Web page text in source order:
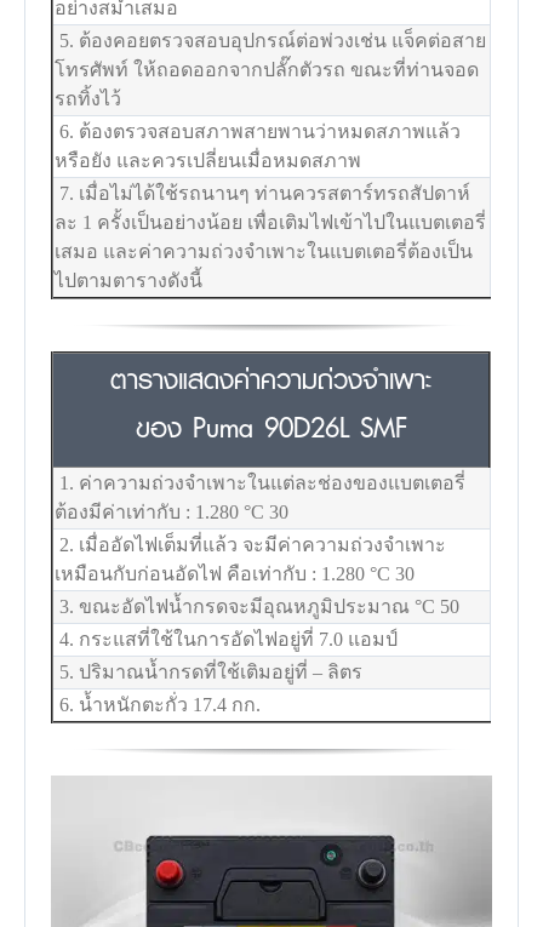
อย่างสม่ำเสมอ
5. ต้องคอยตรวจสอบอุปกรณ์ต่อพ่วงเช่น แจ็คต่อสาย
โทรศัพท์ ให้ถอดออกจากปลั๊กตัวรถ ขณะที่ท่านจอด
รถทิ้งไว้
6. ต้องตรวจสอบสภาพสายพานว่าหมดสภาพแล้ว
หรือยัง และควรเปลี่ยนเมื่อหมดสภาพ
7. เมื่อไม่ได้ใช้รถนานๆ ท่านควรสตาร์ทรถสัปดาห์
ละ 1 ครั้งเป็นอย่างน้อย เพื่อเติมไฟเข้าไปในแบตเตอรี่
เสมอ และค่าความถ่วงจำเพาะในแบตเตอรี่ต้องเป็น
ไปตามตารางดังนี้
ตารางแสดงค่าความถ่วงจำเพาะ
ของ Puma 90D26L SMF
1. ค่าความถ่วงจำเพาะในแต่ละช่องของแบตเตอรี่
ต้องมีค่าเท่ากับ : 1.280 °C 30
2. เมื่ออัดไฟเต็มที่แล้ว จะมีค่าความถ่วงจำเพาะ
เหมือนกับก่อนอัดไฟ คือเท่ากับ : 1.280 °C 30
3. ขณะอัดไฟน้ำกรดจะมีอุณหภูมิประมาณ °C 50
4. กระแสที่ใช้ในการอัดไฟอยู่ที่ 7.0 แอมป์
5. ปริมาณน้ำกรดที่ใช้เติมอยู่ที่ – ลิตร
6. น้ำหนักตะกั่ว 17.4 กก.